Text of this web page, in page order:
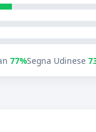
77%Segna Udinese